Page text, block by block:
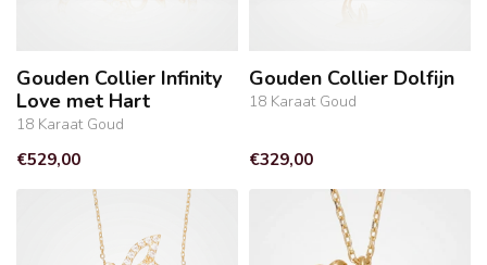
Gouden Collier Infinity
Love met Hart
18 Karaat Goud
€529,00
Gouden Collier Dolfijn
18 Karaat Goud
€329,00